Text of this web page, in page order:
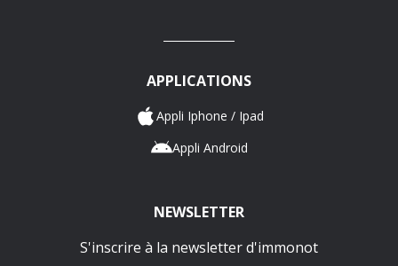
APPLICATIONS
Appli Iphone / Ipad
Appli Android
NEWSLETTER
S'inscrire à la newsletter d'immonot